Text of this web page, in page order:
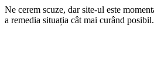
Ne cerem scuze, dar site-ul este
a remedia situația cât mai curând